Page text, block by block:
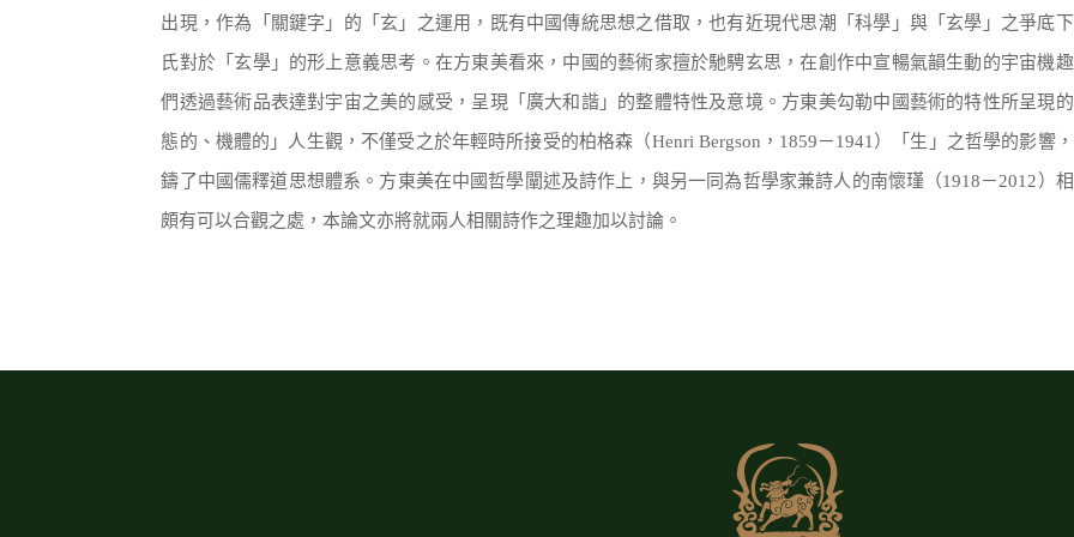
出現，作為「關鍵字」的「玄」之運用，既有中國傳統思想之借取，也有近現代思潮「科學」與「玄學」之爭底
氏對於「玄學」的形上意義思考。在方東美看來，中國的藝術家擅於馳騁玄思，在創作中宣暢氣韻生動的宇宙機
們透過藝術品表達對宇宙之美的感受，呈現「廣大和諧」的整體特性及意境。方東美勾勒中國藝術的特性所呈現
態的、機體的」人生觀，不僅受之於年輕時所接受的柏格森（Henri Bergson，1859－1941）「生」之哲學的影響
鑄了中國儒釋道思想體系。方東美在中國哲學闡述及詩作上，與另一同為哲學家兼詩人的南懷瑾（1918－2012）相
頗有可以合觀之處，本論文亦將就兩人相關詩作之理趣加以討論。